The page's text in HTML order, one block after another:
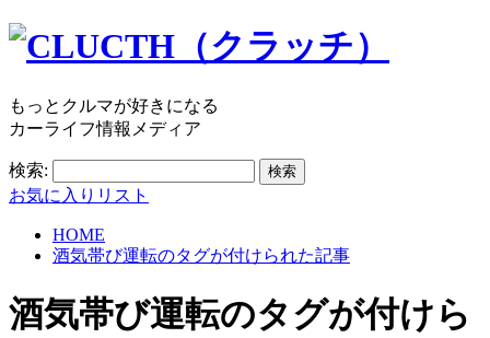
もっとクルマが好きになる
カーライフ情報メディア
検索:
お気に入りリスト
HOME
酒気帯び運転のタグが付けられた記事
酒気帯び運転のタグが付けら